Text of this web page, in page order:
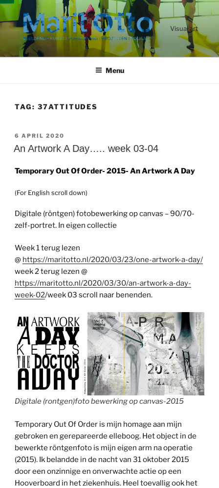
Ga
naar
de
Visual art
Menu
TAG: 37ATTITUDES
GEPLAATST
OP
6 APRIL 2020
An Artwork A Day….. week 03-04
Temporary Out Of Order- 2015- An Artwork A Day
(For English scroll down)
Digitale (röntgen) fotobewerking op canvas – 90/70-
zelf-portret. In eigen collectie
Week 1 terug lezen
@ https://maritotto.nl/2020/03/23/one-artwork-a-day/
week 2 terug lezen @
https://maritotto.nl/2020/03/30/an-artwork-a-day-
week-02/week 03 scroll naar benenden.
Digitale (rontgen)foto bewerking op canvas-2015
Temporary Out Of Order is mijn homage aan mijn
gebroken en gerepareerde elleboog. Het object in de
bewerkte röntgenfoto is mijn eigen arm na operatie
(2015). Ik belandde in de nacht van 31 oktober 2015
door een onzinnige en onverwachte actie op een
Hooverboard in het ziekenhuis. Heel toevallig ook het